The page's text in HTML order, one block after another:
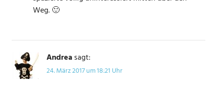
Weg. 🙂
Andreasagt:
24. März 2017 um 18:21 Uhr